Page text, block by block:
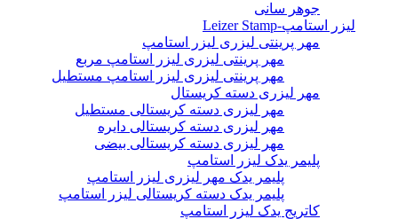
جوهر سانی
لیزر استامپ-Leizer Stamp
مهر پرینتی لیزری لیزر استامپ
مهر پرینتی لیزری لیزر استامپ مربع
مهر پرینتی لیزری لیزر استامپ مستطیل
مهر لیزری دسته کریستال
مهر لیزری دسته کریستالی مستطیل
مهر لیزری دسته کریستالی دایره
مهر لیزری دسته کریستالی بیضی
پلیمر یدک لیزر استامپ
پلیمر یدک مهر لیزری لیزر استامپ
پلیمر یدک دسته کریستالی لیزر استامپ
کاتریج یدک لیزر استامپ